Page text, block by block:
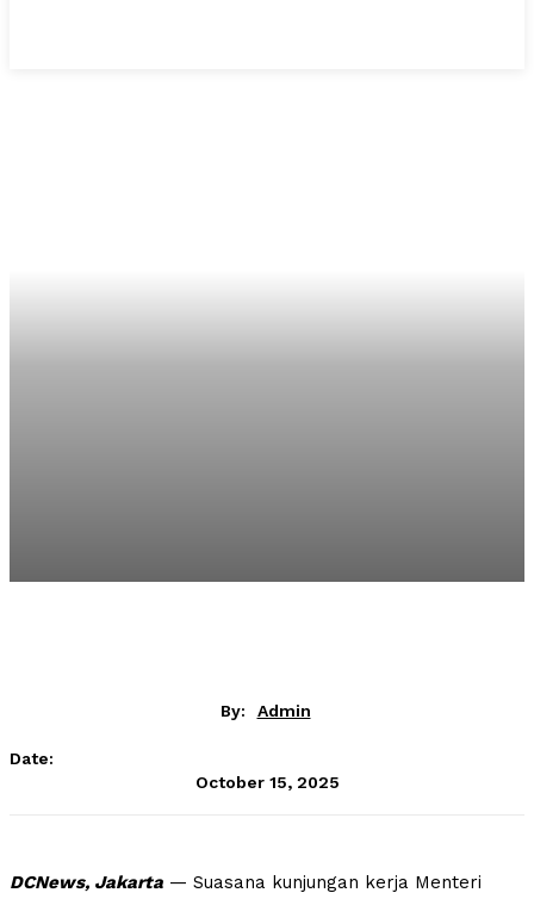
By: Admin
Date:
October 15, 2025
DCNews, Jakarta — Suasana kunjungan kerja Menteri